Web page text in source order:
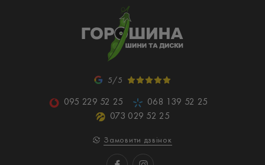
5/5
095 229 52 25
068 139 52 25
073 029 52 25
Замовити дзвінок